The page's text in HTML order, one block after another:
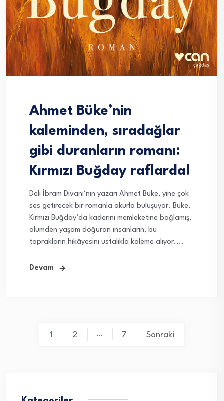
Ahmet Büke’nin
kaleminden, sıradağlar
gibi duranların romanı:
Kırmızı Buğday raflarda!
Deli İbram Divanı‘nın yazarı Ahmet Büke, yine çok
ses getirecek bir romanla okurla buluşuyor. Büke,
Kırmızı Buğday’da kaderini memleketine bağlamış,
ölümden yaşam doğuran insanların, bu
toprakların hikâyesini ustalıkla kaleme alıyor....
Devam
1 2 … 7 Sonraki